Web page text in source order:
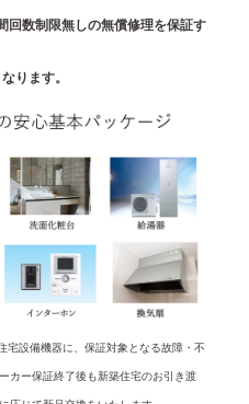
回数制限無しの無償修理を保証す
ります。
宅設備機器に、保証対象となる故障・不
カー保証終了後も新築住宅のお引き渡